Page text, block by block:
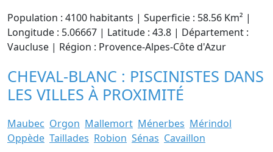
Population : 4100 habitants | Superficie : 58.56 Km² |
Longitude : 5.06667 | Latitude : 43.8 | Département :
Vaucluse | Région : Provence-Alpes-Côte d'Azur
CHEVAL-BLANC : PISCINISTES DANS
LES VILLES À PROXIMITÉ
Maubec Orgon Mallemort Ménerbes Mérindol
Oppède Taillades Robion Sénas Cavaillon